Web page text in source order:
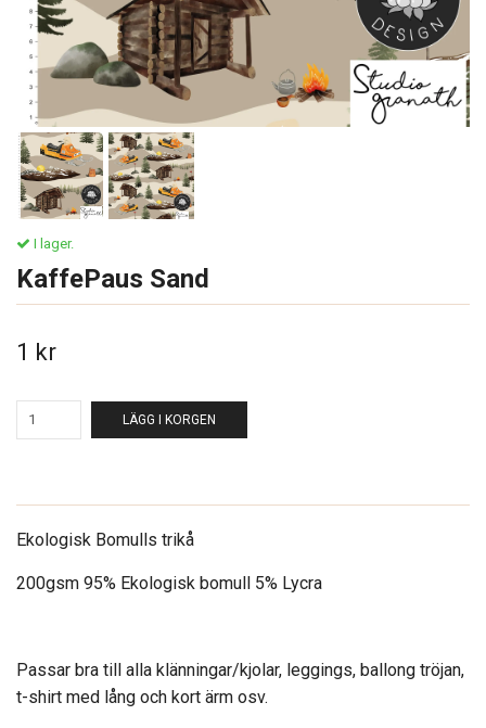
I lager.
KaffePaus Sand
1 kr
LÄGG I KORGEN
Ekologisk Bomulls trikå
200gsm 95% Ekologisk bomull 5% Lycra
Passar bra till alla klänningar/kjolar, leggings, ballong tröjan,
t-shirt med lång och kort ärm osv.